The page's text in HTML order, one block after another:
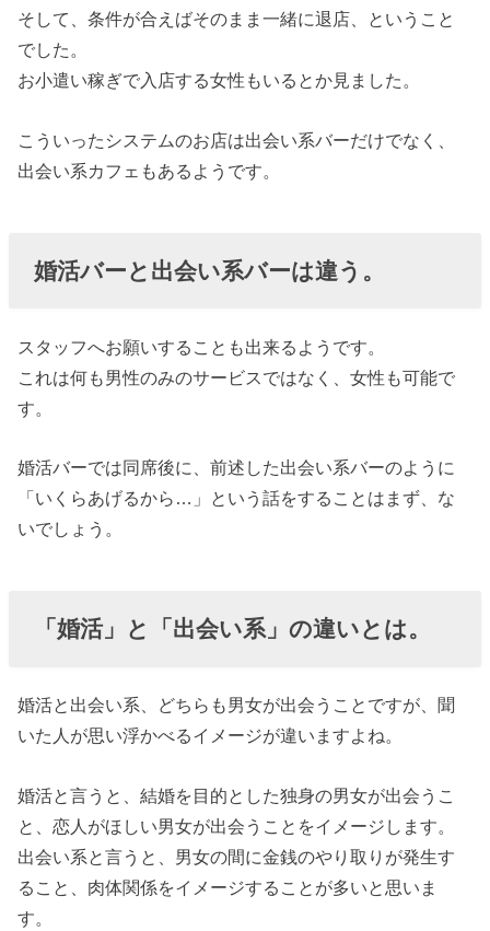
そして、条件が合えばそのまま一緒に退店、ということ
でした。
お小遣い稼ぎで入店する女性もいるとか見ました。
こういったシステムのお店は出会い系バーだけでなく、
出会い系カフェもあるようです。
婚活バーと出会い系バーは違う。
スタッフへお願いすることも出来るようです。
これは何も男性のみのサービスではなく、女性も可能で
す。
婚活バーでは同席後に、前述した出会い系バーのように
「いくらあげるから…」という話をすることはまず、な
いでしょう。
「婚活」と「出会い系」の違いとは。
婚活と出会い系、どちらも男女が出会うことですが、聞
いた人が思い浮かべるイメージが違いますよね。
婚活と言うと、結婚を目的とした独身の男女が出会うこ
と、恋人がほしい男女が出会うことをイメージします。
出会い系と言うと、男女の間に金銭のやり取りが発生す
ること、肉体関係をイメージすることが多いと思いま
す。